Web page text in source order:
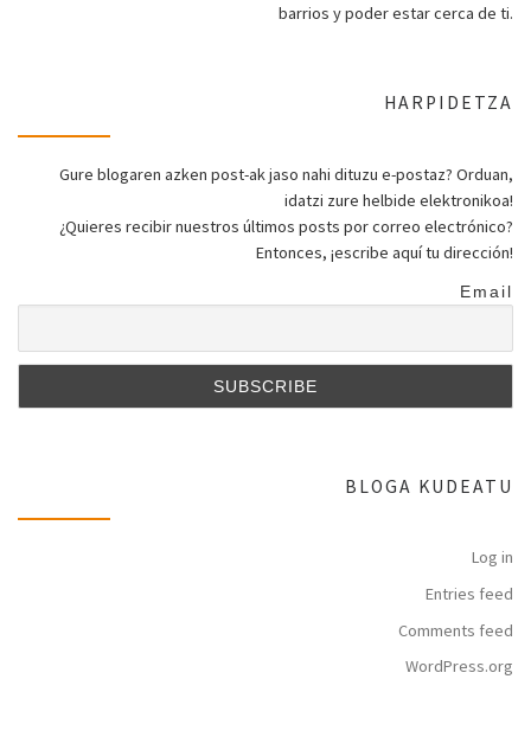
barrios y poder estar cerca de ti.
HARPIDETZA
Gure blogaren azken post-ak jaso nahi dituzu e-postaz? Orduan,
idatzi zure helbide elektronikoa!
¿Quieres recibir nuestros últimos posts por correo electrónico?
Entonces, ¡escribe aquí tu dirección!
Email
BLOGA KUDEATU
Log in
Entries feed
Comments feed
WordPress.org